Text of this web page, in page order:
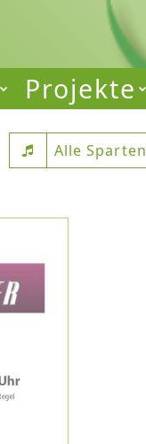
Projekte
Alle Sparten